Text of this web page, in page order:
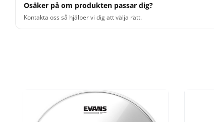
Osäker på om produkten passar dig?
Kontakta oss så hjälper vi dig att välja rätt.